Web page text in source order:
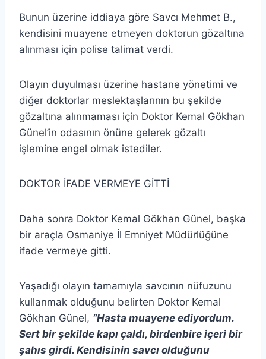
Bunun üzerine iddiaya göre Savcı Mehmet B.,
kendisini muayene etmeyen doktorun gözaltına
alınması için polise talimat verdi.
Olayın duyulması üzerine hastane yönetimi ve
diğer doktorlar meslektaşlarının bu şekilde
gözaltına alınmaması için Doktor Kemal Gökhan
Günel’in odasının önüne gelerek gözaltı
işlemine engel olmak istediler.
DOKTOR İFADE VERMEYE GİTTİ
Daha sonra Doktor Kemal Gökhan Günel, başka
bir araçla Osmaniye İl Emniyet Müdürlüğüne
ifade vermeye gitti.
Yaşadığı olayın tamamıyla savcının nüfuzunu
kullanmak olduğunu belirten Doktor Kemal
Gökhan Günel, “Hasta muayene ediyordum.
Sert bir şekilde kapı çaldı, birdenbire içeri bir
şahıs girdi. Kendisinin savcı olduğunu